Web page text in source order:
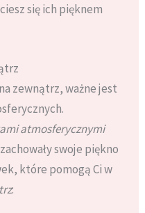
się ich pięknem
zewnątrz, ważne jest
atmosferycznymi
swoje piękno
które pomogą Ci w
: